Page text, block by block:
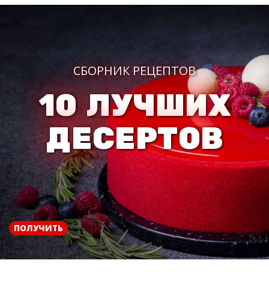
СБОРНИК РЕЦЕПТОВ
10 ЛУЧШИХ
ДЕСЕРТОВ
ПОЛУЧИТЬ